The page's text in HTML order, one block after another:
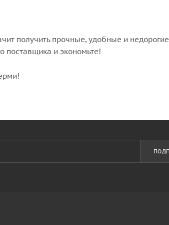
получить прочные, удобные и
поставщика и экономьте!